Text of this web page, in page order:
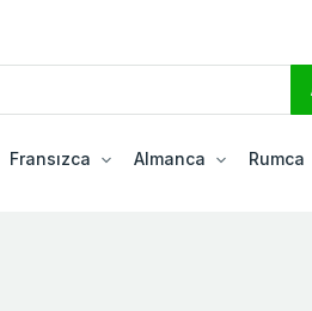
Fransızca Almanca Rumca